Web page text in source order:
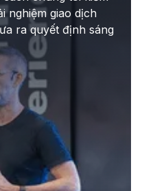
nghiệm giao dịch
ra quyết định sáng